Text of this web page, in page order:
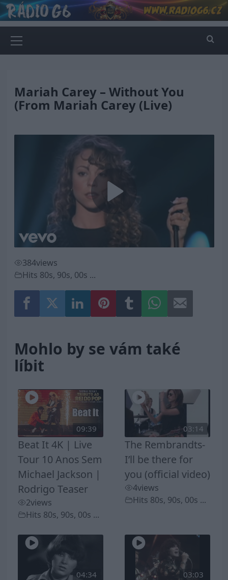
Skip
to
content
Menu
Mariah Carey – Without You
(From Mariah Carey (Live)
Play
Video
384views
Hits 80s, 90s, 00s ...
Mohlo by se vám také
líbit
09:39
Beat It 4K | Live
Tour 10 Anos Sem
Michael Jackson |
Rodrigo Teaser
2views
Hits 80s, 90s, 00s ...
03:14
The Rembrandts-
I’ll be there for
you (official video)
4views
Hits 80s, 90s, 00s ...
04:34 03:03